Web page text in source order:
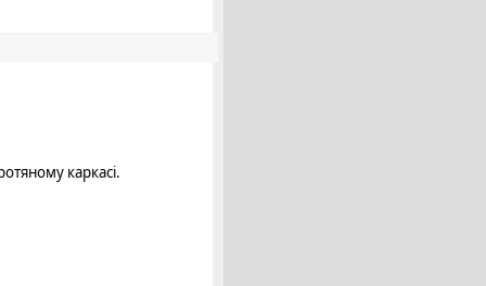
каркасі.